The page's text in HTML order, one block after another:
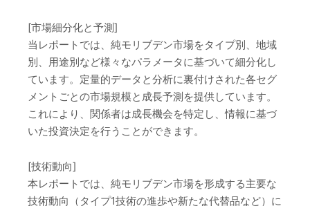
[市場細分化と予測]
当レポートでは、純モリブデン市場をタイプ別、地域
別、用途別など様々なパラメータに基づいて細分化し
ています。定量的データと分析に裏付けされた各セグ
メントごとの市場規模と成長予測を提供しています。
これにより、関係者は成長機会を特定し、情報に基づ
いた投資決定を行うことができます。
[技術動向]
本レポートでは、純モリブデン市場を形成する主要な
技術動向（タイプ1技術の進歩や新たな代替品など）に